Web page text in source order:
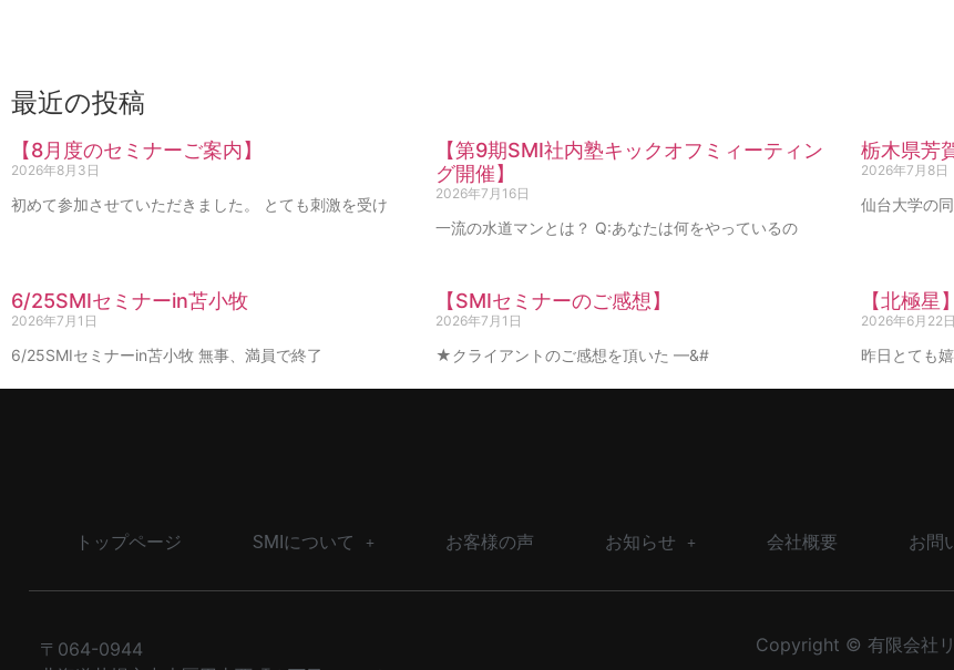
最近の投稿
【8月度のセミナーご案内】
2026年8月3日
初めて参加させていただきました。 とても刺激を受け
【第9期SMI社内塾キックオフミィーティン
グ開催】
2026年7月16日
一流の水道マンとは？ Q:あなたは何をやっているの
栃木県芳
2026年7月8日
仙台大学の
6/25SMIセミナーin苫小牧
2026年7月1日
6/25SMIセミナーin苫小牧 無事、満員で終了
【SMIセミナーのご感想】
2026年7月1日
★クライアントのご感想を頂いた —&#
【北極星】
2026年6月22日
昨日とても
トップページ SMIについて お客様の声 お知らせ 会社概要 お問
〒064-0944
Copyright © 有限会社